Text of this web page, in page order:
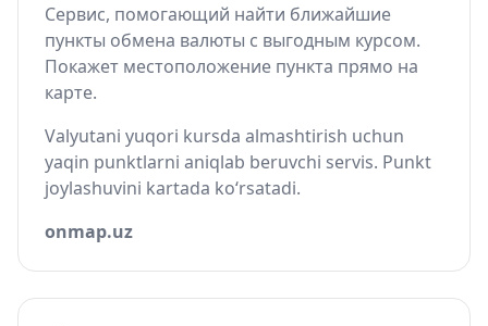
Сервис, помогающий найти ближайшие
пункты обмена валюты с выгодным курсом.
Покажет местоположение пункта прямо на
карте.
Valyutani yuqori kursda almashtirish uchun
yaqin punktlarni aniqlab beruvchi servis. Punkt
joylashuvini kartada ko‘rsatadi.
onmap.uz